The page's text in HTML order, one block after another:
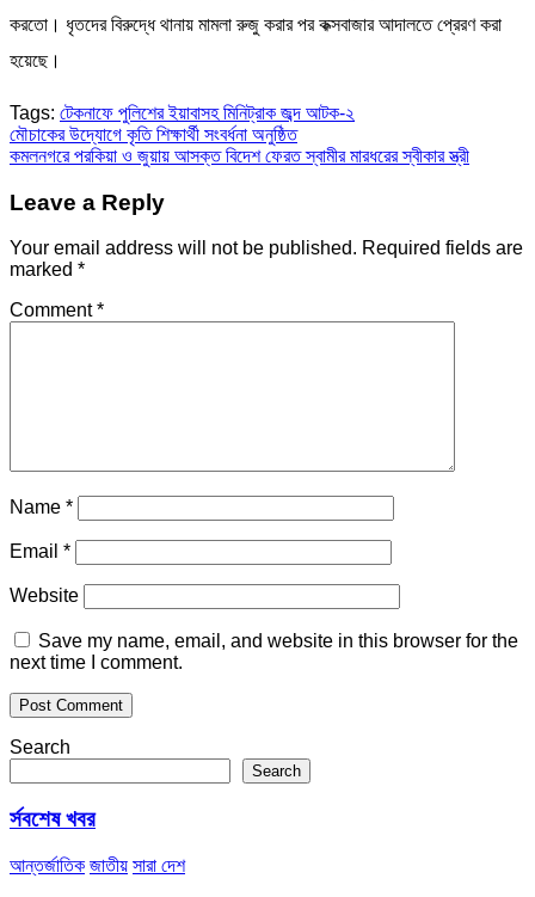
করতো। ধৃতদের বিরুদ্ধে থানায় মামলা রুজু করার পর কক্সবাজার আদালতে প্রেরণ করা
হয়েছে।
Tags: টেকনাফে পুলিশের ইয়াবাসহ মিনিট্রাক জব্দ আটক-২
Post
navigation
মৌচাকের উদ্যোগে কৃতি শিক্ষার্থী সংবর্ধনা অনুষ্ঠিত
কমলনগরে পরকিয়া ও জুয়ায় আসক্ত বিদেশ ফেরত স্বামীর মারধরের স্বীকার স্ত্রী
Leave a Reply
Your email address will not be published. Required fields are
marked *
Comment*
Name *
Email *
Website
Save my name, email, and website in this browser for the
next time I comment.
Search
Search
র্সবশেষ খবর
আন্তর্জাতিক জাতীয় সারা দেশ